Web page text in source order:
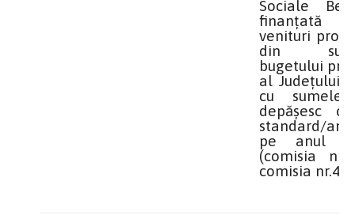
Sociale
finanţată
venituri
din
bugetului
al Județului
cu sumele
depăşesc
standard/an/
pe anul
(comisia
comisia nr.4)